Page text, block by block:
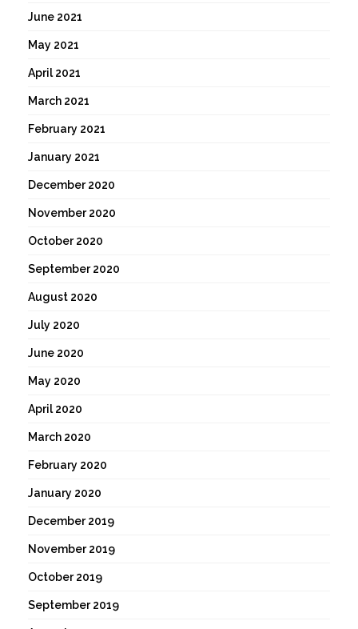
June 2021
May 2021
April 2021
March 2021
February 2021
January 2021
December 2020
November 2020
October 2020
September 2020
August 2020
July 2020
June 2020
May 2020
April 2020
March 2020
February 2020
January 2020
December 2019
November 2019
October 2019
September 2019